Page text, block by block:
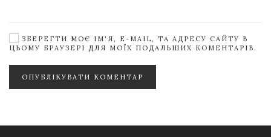
ЗБЕРЕГТИ МОЄ ІМ'Я, E-MAIL, ТА АДРЕСУ САЙТУ В
ЦЬОМУ БРАУЗЕРІ ДЛЯ МОЇХ ПОДАЛЬШИХ КОМЕНТАРІВ.
ОПУБЛІКУВАТИ КОМЕНТАР